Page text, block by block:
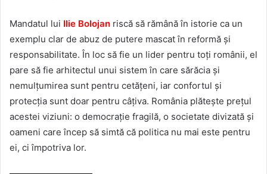
Mandatul lui Ilie Bolojan riscă să rămână în istorie ca un
exemplu clar de abuz de putere mascat în reformă și
responsabilitate. În loc să fie un lider pentru toți românii, el
pare să fie arhitectul unui sistem în care sărăcia și
nemulțumirea sunt pentru cetățeni, iar confortul și
protecția sunt doar pentru câțiva. România plătește prețul
acestei viziuni: o democrație fragilă, o societate divizată și
oameni care încep să simtă că politica nu mai este pentru
ei, ci împotriva lor.